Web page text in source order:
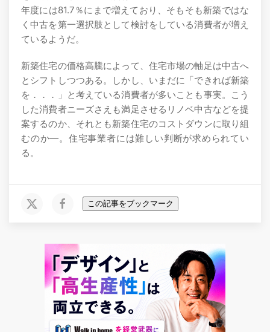
年度には81.7％にまで増えており、そもそも新築ではな
く中古を第一選択肢として検討をしている消費者が増え
ているようだ。
新築住宅の価格高騰によって、住宅市場の軸足は中古へ
とシフトしつつある。しかし、いまだに「できれば新築
を．．．」と考えている消費者が多いことも事実。こう
した消費者ニーズさえも満足させるリノベ中古などを提
案するのか、それとも新築住宅のコストダウンに取り組
むのか―。住宅事業者には難しい判断が求められてい
る。
この記事をブックマーク